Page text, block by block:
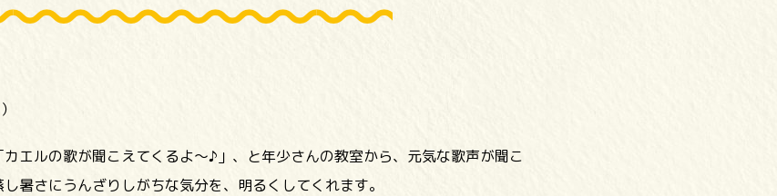
エルの歌が聞こえてくるよ～♪」、と年少さんの教室から、元気な歌声が聞こ
暑さにうんざりしがちな気分を、明るくしてくれます。